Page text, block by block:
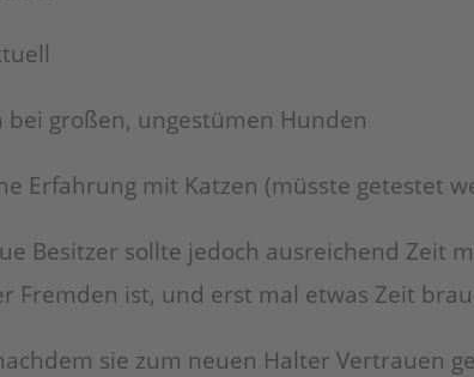
großen, ungestümen Hunden
Erfahrung mit Katzen (müsste getestet
Besitzer sollte jedoch ausreichend Zeit
Fremden ist, und erst mal etwas Zeit
sie zum neuen Halter Vertrauen